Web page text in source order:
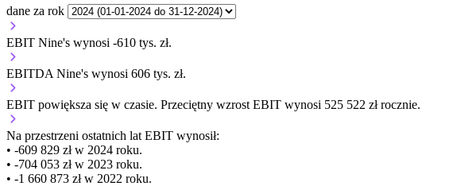
dane za rok
EBIT Nine's wynosi -610 tys. zł.
EBITDA Nine's wynosi 606 tys. zł.
EBIT powiększa się w czasie. Przeciętny wzrost EBIT wynosi 525 522 zł rocznie.
Na przestrzeni ostatnich lat EBIT wynosił:
• -609 829 zł w 2024 roku.
• -704 053 zł w 2023 roku.
• -1 660 873 zł w 2022 roku.